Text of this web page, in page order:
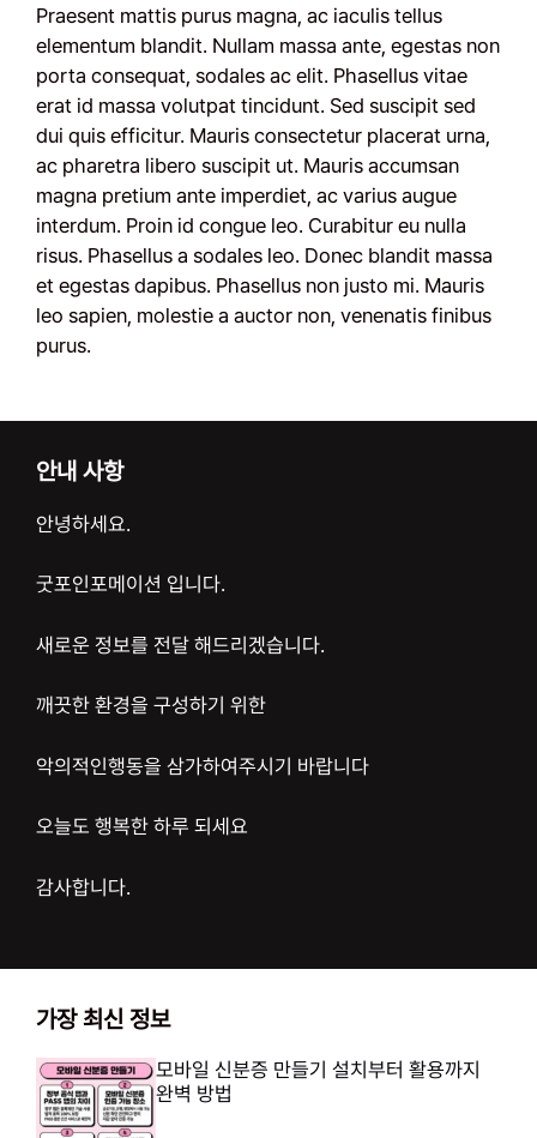
Praesent mattis purus magna, ac iaculis tellus
elementum blandit. Nullam massa ante, egestas non
porta consequat, sodales ac elit. Phasellus vitae
erat id massa volutpat tincidunt. Sed suscipit sed
dui quis efficitur. Mauris consectetur placerat urna,
ac pharetra libero suscipit ut. Mauris accumsan
magna pretium ante imperdiet, ac varius augue
interdum. Proin id congue leo. Curabitur eu nulla
risus. Phasellus a sodales leo. Donec blandit massa
et egestas dapibus. Phasellus non justo mi. Mauris
leo sapien, molestie a auctor non, venenatis finibus
purus.
안내 사항
안녕하세요.
굿포인포메이션 입니다.
새로운 정보를 전달 해드리겠습니다.
깨끗한 환경을 구성하기 위한
악의적인행동을 삼가하여주시기 바랍니다
오늘도 행복한 하루 되세요
감사합니다.
가장 최신 정보
모바일 신분증 만들기 설치부터 활용까지
완벽 방법